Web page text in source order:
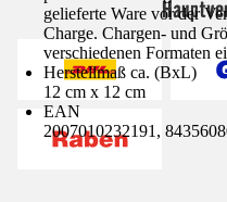
gelieferte Ware vor der
Charge. Chargen- und
verschiedenen Formaten
Herstellmaß ca. (BxL)
12 cm x 12 cm
EAN
2007010232191,